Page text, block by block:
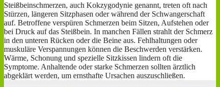
Steißbeinschmerzen, auch Kokzygodynie genannt, treten oft nach
Stürzen, längeren Sitzphasen oder während der Schwangerschaft
auf. Betroffene verspüren Schmerzen beim Sitzen, Aufstehen oder
bei Druck auf das Steißbein. In manchen Fällen strahlt der Schmerz
in den unteren Rücken oder die Beine aus. Fehlhaltungen oder
muskuläre Verspannungen können die Beschwerden verstärken.
Wärme, Schonung und spezielle Sitzkissen lindern oft die
Symptome. Anhaltende oder starke Schmerzen sollten ärztlich
abgeklärt werden, um ernsthafte Ursachen auszuschließen.